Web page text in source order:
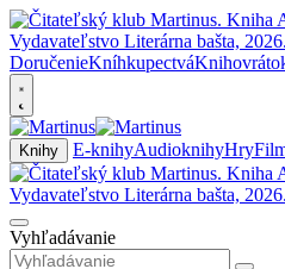
DoručenieKníhkupectvá
Knihy E-knihyAudioknihyHry
Vyhľadávanie